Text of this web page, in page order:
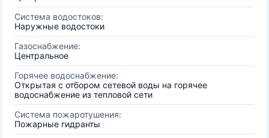
Система водостоков:
Наружные водостоки
Газоснабжение:
Центральное
Горячее водоснабжение:
Открытая с отбором сетевой воды на горячее
водоснабжение из тепловой сети
Система пожаротушения:
Пожарные гидранты